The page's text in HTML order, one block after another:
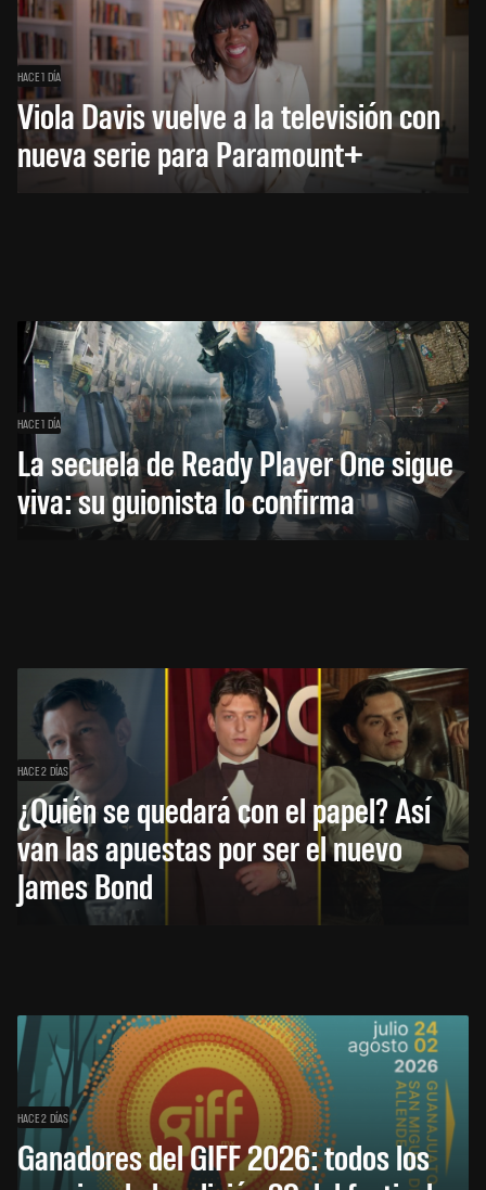
HACE 1 DÍA
Viola Davis vuelve a la televisión con
nueva serie para Paramount+
HACE 1 DÍA
La secuela de Ready Player One sigue
viva: su guionista lo confirma
HACE 2 DÍAS
¿Quién se quedará con el papel? Así
van las apuestas por ser el nuevo
James Bond
HACE 2 DÍAS
Ganadores del GIFF 2026: todos los